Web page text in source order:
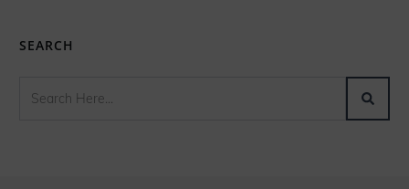
SEARCH